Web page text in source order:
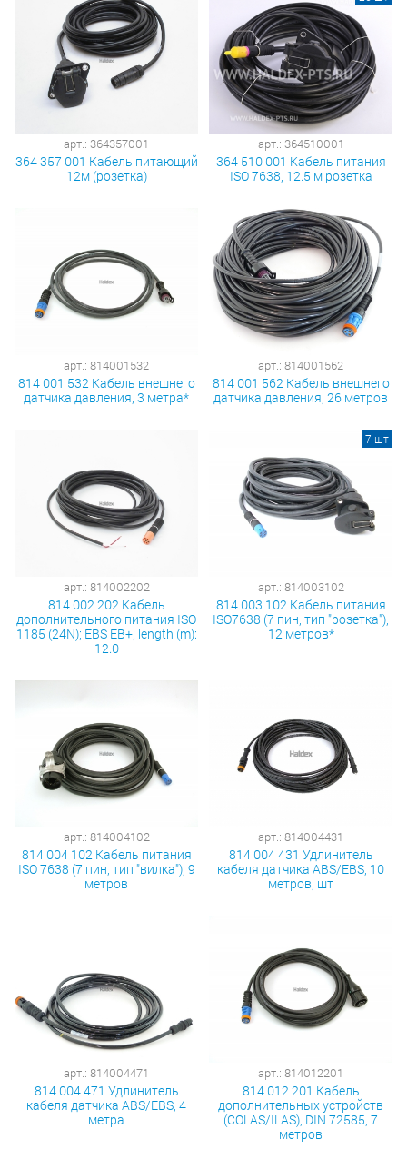
арт.: 364357001
364 357 001 Кабель питающий
12м (розетка)
арт.: 364510001
364 510 001 Кабель питания
ISO 7638, 12.5 м розетка
арт.: 814001532
814 001 532 Кабель внешнего
датчика давления, 3 метра*
арт.: 814001562
814 001 562 Кабель внешнего
датчика давления, 26 метров
арт.: 814002202
814 002 202 Кабель
дополнительного питания ISO
1185 (24N); EBS EB+; length (m):
12.0
арт.: 814003102
814 003 102 Кабель питания
ISO7638 (7 пин, тип "розетка"),
12 метров*
7 шт
арт.: 814004102
814 004 102 Кабель питания
ISO 7638 (7 пин, тип "вилка"), 9
метров
арт.: 814004431
814 004 431 Удлинитель
кабеля датчика ABS/EBS, 10
метров, шт
арт.: 814004471
814 004 471 Удлинитель
кабеля датчика ABS/EBS, 4
метра
арт.: 814012201
814 012 201 Кабель
дополнительных устройств
(COLAS/ILAS), DIN 72585, 7
метров